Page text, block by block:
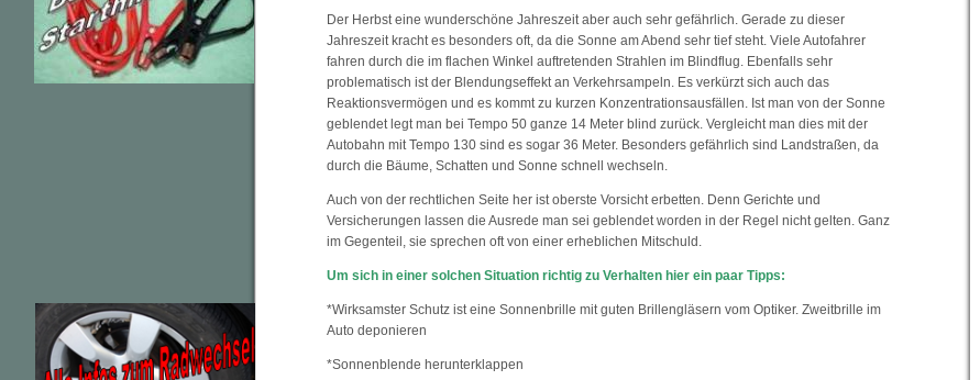
Der Herbst eine wunderschöne Jahreszeit aber auch sehr gefährlich. Gerade zu dieser
Jahreszeit kracht es besonders oft, da die Sonne am Abend sehr tief steht. Viele Autofahrer
fahren durch die im flachen Winkel auftretenden Strahlen im Blindflug. Ebenfalls sehr
problematisch ist der Blendungseffekt an Verkehrsampeln. Es verkürzt sich auch das
Reaktionsvermögen und es kommt zu kurzen Konzentrationsausfällen. Ist man von der Sonne
geblendet legt man bei Tempo 50 ganze 14 Meter blind zurück. Vergleicht man dies mit der
Autobahn mit Tempo 130 sind es sogar 36 Meter. Besonders gefährlich sind Landstraßen, da
durch die Bäume, Schatten und Sonne schnell wechseln.
Auch von der rechtlichen Seite her ist oberste Vorsicht erbetten. Denn Gerichte und
Versicherungen lassen die Ausrede man sei geblendet worden in der Regel nicht gelten. Ganz
im Gegenteil, sie sprechen oft von einer erheblichen Mitschuld.
Um sich in einer solchen Situation richtig zu Verhalten hier ein paar Tipps:
*Wirksamster Schutz ist eine Sonnenbrille mit guten Brillengläsern vom Optiker. Zweitbrille im
Auto deponieren
*Sonnenblende herunterklappen